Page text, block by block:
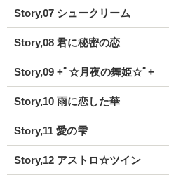
Story,07 シュークリーム
Story,08 君に秘密の恋
Story,09 +ﾟ☆月夜の舞姫☆ﾟ+
Story,10 雨に恋した華
Story,11 愛の雫
Story,12 アストロ☆ツイン